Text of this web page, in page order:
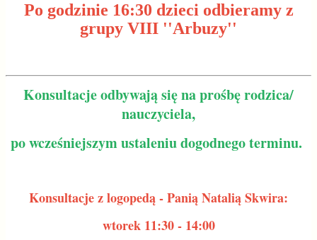
Po godzinie 16:30 dzieci odbieramy z
grupy VIII ''Arbuzy''
Konsultacje odbywają się na prośbę rodzica/
nauczyciela,
po wcześniejszym ustaleniu dogodnego terminu.
Konsultacje z logopedą - Panią Natalią Skwira:
wtorek 11:30 - 14:00